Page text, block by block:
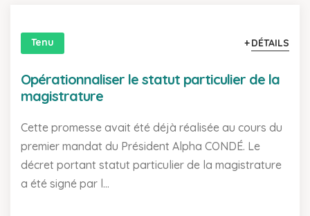
Tenu DÉTAILS
Opérationnaliser le statut particulier de la
magistrature
Cette promesse avait été déjà réalisée au cours du
premier mandat du Président Alpha CONDÉ. Le
décret portant statut particulier de la magistrature
a été signé par l...